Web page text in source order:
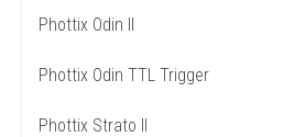
Phottix Odin II
Phottix Odin TTL Trigger
Phottix Strato II